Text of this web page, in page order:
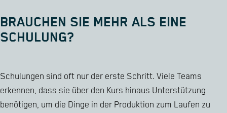
BRAUCHEN SIE MEHR ALS EINE
SCHULUNG?
Schulungen sind oft nur der erste Schritt. Viele Teams
erkennen, dass sie über den Kurs hinaus Unterstützung
benötigen, um die Dinge in der Produktion zum Laufen zu